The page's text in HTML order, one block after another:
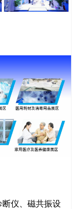
仪、磁共振设